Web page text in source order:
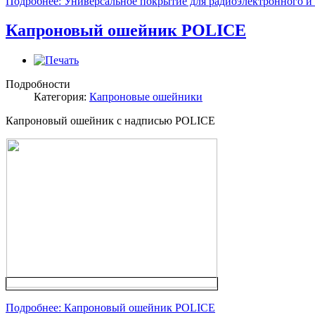
Капроновый ошейник POLICE
Подробности
Категория: Капроновые ошейники
Капроновый ошейник с надписью POLICE
Подробнее: Капроновый ошейник POLICE